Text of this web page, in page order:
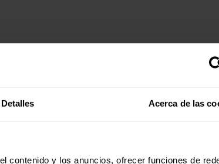
Detalles Acerca de las
contenido y los anuncios, ofrecer funciones de
de Fe y Alegría, reafirmó el compromiso de
donde puedan “
de Entreculturas, subrayó que el trabajo de la